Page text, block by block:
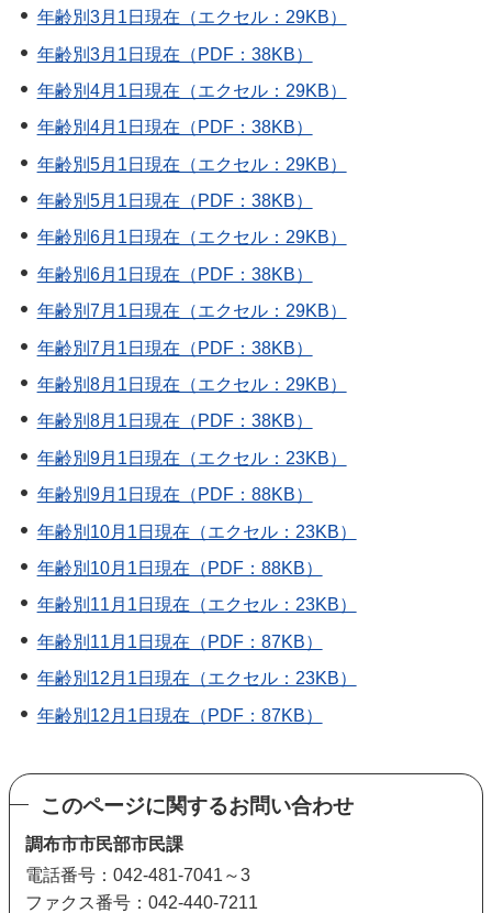
年齢別3月1日現在（エクセル：29KB）
年齢別3月1日現在（PDF：38KB）
年齢別4月1日現在（エクセル：29KB）
年齢別4月1日現在（PDF：38KB）
年齢別5月1日現在（エクセル：29KB）
年齢別5月1日現在（PDF：38KB）
年齢別6月1日現在（エクセル：29KB）
年齢別6月1日現在（PDF：38KB）
年齢別7月1日現在（エクセル：29KB）
年齢別7月1日現在（PDF：38KB）
年齢別8月1日現在（エクセル：29KB）
年齢別8月1日現在（PDF：38KB）
年齢別9月1日現在（エクセル：23KB）
年齢別9月1日現在（PDF：88KB）
年齢別10月1日現在（エクセル：23KB）
年齢別10月1日現在（PDF：88KB）
年齢別11月1日現在（エクセル：23KB）
年齢別11月1日現在（PDF：87KB）
年齢別12月1日現在（エクセル：23KB）
年齢別12月1日現在（PDF：87KB）
このページに関するお問い合わせ
調布市市民部市民課
電話番号：042-481-7041～3
ファクス番号：042-440-7211